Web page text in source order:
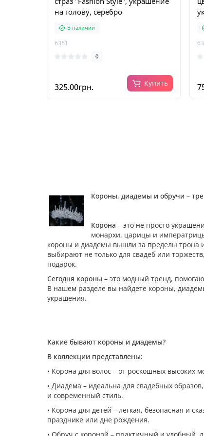
на голову, серебро
В наличии
6361
0
325.00грн. Купить
Короны, диадемы и обручи –
Корона – это не просто
монархи, царицы и
короны и диадемы вышли за пределы трона
выбирают не только для свадеб или
подарок.
Сегодня короны – это модный тренд,
В нашем разделе вы найдете короны,
украшения.
Какие бывают короны и диадемы?
В коллекции представлены:
• Корона для волос – от роскошных
• Диадема – идеальна для свадебных
и современный стиль.
• Корона для детей – легкая, безопасная и
празднике или дне рождения.